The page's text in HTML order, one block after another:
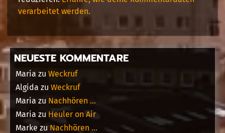
verarbeitet werden.
NEUESTE KOMMENTARE
Maria zu Weckruf
Algida zu Weckruf
Maria zu Nachhören …
Maria zu Heuler on Air
Marke zu Nachhören …